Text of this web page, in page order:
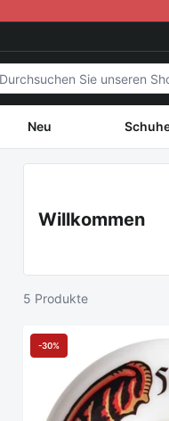
Produkten suchen
Neu
Willkommen
5 Produkte
-30%